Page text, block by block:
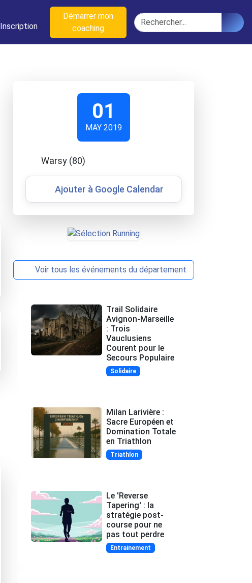
Inscription
Démarrer mon
coaching
Rechercher
01
MAY 2019
Warsy (80)
Ajouter à Google Calendar
Voir tous les événements du département
Trail Solidaire
Avignon-Marseille
: Trois
Vauclusiens
Courent pour le
Secours Populaire
Solidaire
Milan Larivière :
Sacre Européen et
Domination Totale
en Triathlon
Triathlon
Le 'Reverse
Tapering' : la
stratégie post-
course pour ne
pas tout perdre
Entrainement